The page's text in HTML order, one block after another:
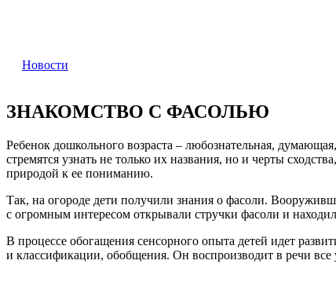
Новости
ЗНАКОМСТВО С ФАСОЛЬЮ
Ребенок дошкольного возраста – любознательная,
стремятся узнать не только их названия, но и черты
природой к ее пониманию.
Так, на огороде дети получили знания о фасоли.
с огромным интересом открывали стручки фасоли и
В процессе обогащения сенсорного опыта детей идет
и классификации, обобщения. Он воспроизводит в речи все